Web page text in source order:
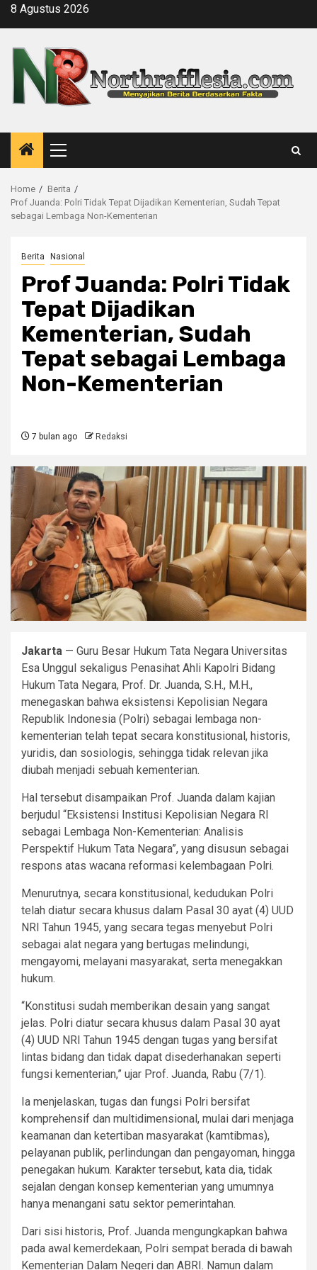
Skip8 Agustus 2026
Primary
Menu
Home
Berita
Prof Juanda: Polri Tidak Tepat Dijadikan Kementerian, Sudah Tepat
sebagai Lembaga Non-Kementerian
Berita Nasional
Prof Juanda: Polri Tidak
Tepat Dijadikan
Kementerian, Sudah
Tepat sebagai Lembaga
Non-Kementerian
7 bulan ago Redaksi
Jakarta — Guru Besar Hukum Tata Negara Universitas
Esa Unggul sekaligus Penasihat Ahli Kapolri Bidang
Hukum Tata Negara, Prof. Dr. Juanda, S.H., M.H.,
menegaskan bahwa eksistensi Kepolisian Negara
Republik Indonesia (Polri) sebagai lembaga non-
kementerian telah tepat secara konstitusional, historis,
yuridis, dan sosiologis, sehingga tidak relevan jika
diubah menjadi sebuah kementerian.
Hal tersebut disampaikan Prof. Juanda dalam kajian
berjudul “Eksistensi Institusi Kepolisian Negara RI
sebagai Lembaga Non-Kementerian: Analisis
Perspektif Hukum Tata Negara”, yang disusun sebagai
respons atas wacana reformasi kelembagaan Polri.
Menurutnya, secara konstitusional, kedudukan Polri
telah diatur secara khusus dalam Pasal 30 ayat (4) UUD
NRI Tahun 1945, yang secara tegas menyebut Polri
sebagai alat negara yang bertugas melindungi,
mengayomi, melayani masyarakat, serta menegakkan
hukum.
“Konstitusi sudah memberikan desain yang sangat
jelas. Polri diatur secara khusus dalam Pasal 30 ayat
(4) UUD NRI Tahun 1945 dengan tugas yang bersifat
lintas bidang dan tidak dapat disederhanakan seperti
fungsi kementerian,” ujar Prof. Juanda, Rabu (7/1).
Ia menjelaskan, tugas dan fungsi Polri bersifat
komprehensif dan multidimensional, mulai dari menjaga
keamanan dan ketertiban masyarakat (kamtibmas),
pelayanan publik, perlindungan dan pengayoman, hingga
penegakan hukum. Karakter tersebut, kata dia, tidak
sejalan dengan konsep kementerian yang umumnya
hanya menangani satu sektor pemerintahan.
Dari sisi historis, Prof. Juanda mengungkapkan bahwa
pada awal kemerdekaan, Polri sempat berada di bawah
Kementerian Dalam Negeri dan ABRI. Namun dalam